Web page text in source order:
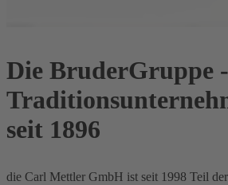
Die BruderGruppe -
seit 1896
die Carl Mettler GmbH ist seit 1998 Teil